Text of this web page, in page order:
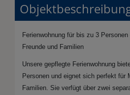
Ferienwohnung für bis zu 3
Freunde und Familien
Unsere gepflegte Ferienwohnung
Personen und eignet sich perfekt für
Familien. Sie verfügt über zwei